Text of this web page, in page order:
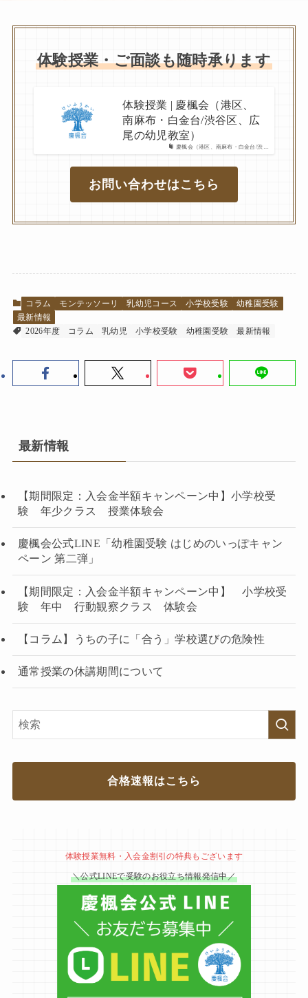
体験授業・ご面談も随時承ります
慶楓会（港区、南麻布・白金台/渋…
体験授業 | 慶楓会（港区、
南麻布・白金台/渋谷区、広
尾の幼児教室）
お問い合わせはこちら
コラム モンテッソーリ 乳幼児コース 小学校受験
幼稚園受験
最新情報
2026年度
コラム 乳幼児 小学校受験 幼稚園受験 最新情報
最新情報
【期間限定：入会金半額キャンペーン中】小学校受
験 年少クラス 授業体験会
慶楓会公式LINE「幼稚園受験 はじめのいっぽキャン
ペーン 第二弾」
【期間限定：入会金半額キャンペーン中】 小学校受
験 年中 行動観察クラス 体験会
【コラム】うちの子に「合う」学校選びの危険性
通常授業の休講期間について
合格速報はこちら
体験授業無料・入会金割引の特典もございます
＼公式LINEで受験のお役立ち情報発信中／